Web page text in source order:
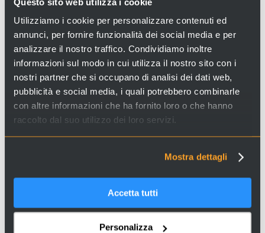
Utilizziamo i cookie per personalizzare contenuti ed
annunci, per fornire funzionalità dei social media e per
analizzare il nostro traffico. Condividiamo inoltre
informazioni sul modo in cui utilizza il nostro sito con i
nostri partner che si occupano di analisi dei dati web,
pubblicità e social media, i quali potrebbero combinarle
con altre informazioni che ha fornito loro o che hanno
raccolto dal suo utilizzo dei loro servizi.
Mostra dettagli
Accetta tutti
Personalizza
Indirizzo: Castello 3790 Campo della Bragora -
Venezia
Come arrivare:fermata del vaporetto "San
Zaccaria"
e scopri le nostre proposte!